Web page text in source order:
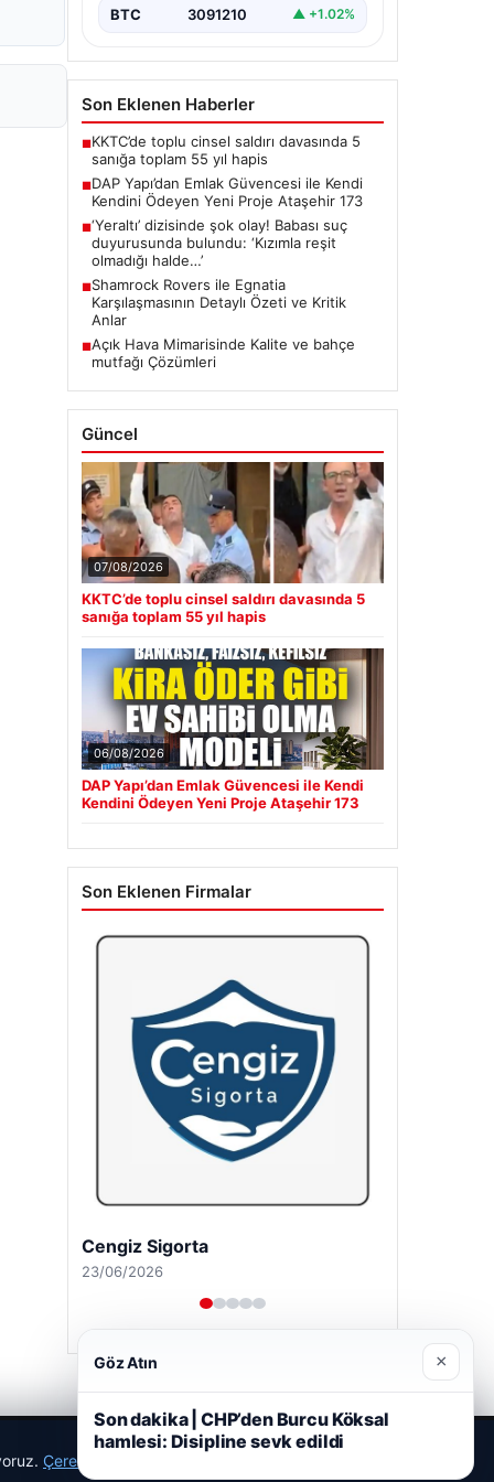
BTC 3091210 ▲ +1.02%
Son Eklenen Haberler
■KKTC’de toplu cinsel saldırı davasında 5
sanığa toplam 55 yıl hapis
■DAP Yapı’dan Emlak Güvencesi ile Kendi
Kendini Ödeyen Yeni Proje Ataşehir 173
■‘Yeraltı’ dizisinde şok olay! Babası suç
duyurusunda bulundu: ‘Kızımla reşit
olmadığı halde…’
■Shamrock Rovers ile Egnatia
Karşılaşmasının Detaylı Özeti ve Kritik
Anlar
■Açık Hava Mimarisinde Kalite ve bahçe
mutfağı Çözümleri
Güncel
07/08/2026
KKTC’de toplu cinsel saldırı davasında 5
sanığa toplam 55 yıl hapis
06/08/2026
DAP Yapı’dan Emlak Güvencesi ile Kendi
Kendini Ödeyen Yeni Proje Ataşehir 173
Son Eklenen Firmalar
Cengiz Sigorta
23/06/2026
Çerez Politikamız
Göz Atın ×
Son dakika | CHP’den Burcu Köksal
hamlesi: Disipline sevk edildi